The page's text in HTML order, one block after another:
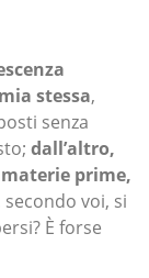
stessa,
senza
dall’altro,
prime,
secondo voi, si
È forse